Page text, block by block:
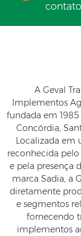
A Geval
Implementos
fundada em
Concórdia,
Localizada em
reconhecida
e pela presença
marca Sadia, a
diretamente
e segmentos
fornecendo
implementos